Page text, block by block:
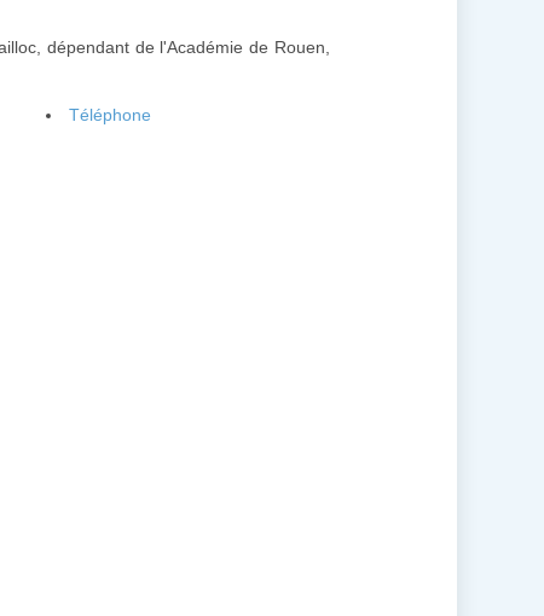
dépendant de l'Académie de Rouen,
Téléphone